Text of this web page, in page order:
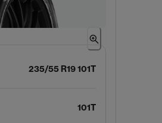
235/55 R19 101T
101T